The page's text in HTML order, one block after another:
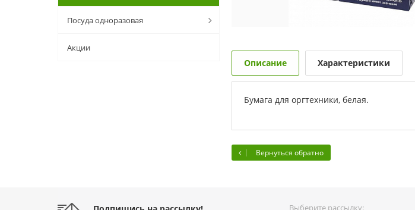
Посуда одноразовая
Акции
Описание Характеристики
Бумага для оргтехники, белая.
Вернуться обратно
Выберите рассылку: